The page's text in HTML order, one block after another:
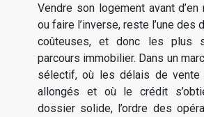
Vendre son logement avant d’en
ou faire l’inverse, reste l’une des
coûteuses, et donc les plus
parcours immobilier. Dans un
sélectif, où les délais de
allongés et où le crédit
dossier solide, l’ordre des